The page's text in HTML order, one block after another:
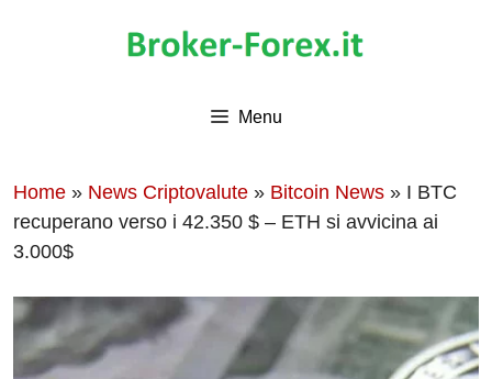
Menu
Home » News Criptovalute » Bitcoin News » I BTC
recuperano verso i 42.350 $ – ETH si avvicina ai
3.000$